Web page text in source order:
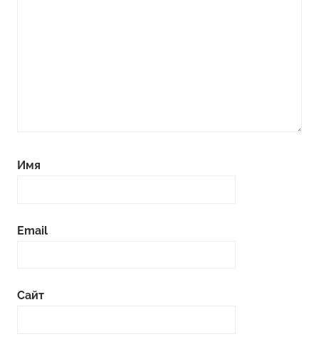
Имя
Email
Сайт